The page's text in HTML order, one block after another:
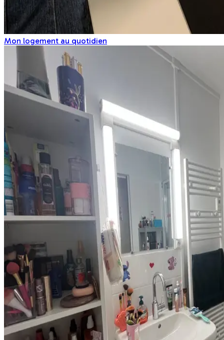
Mon logement au quotidien